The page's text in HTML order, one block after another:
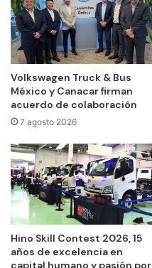
Volkswagen Truck & Bus
México y Canacar firman
acuerdo de colaboración
7 agosto 2026
Hino Skill Contest 2026, 15
años de excelencia en
capital humano y pasión por